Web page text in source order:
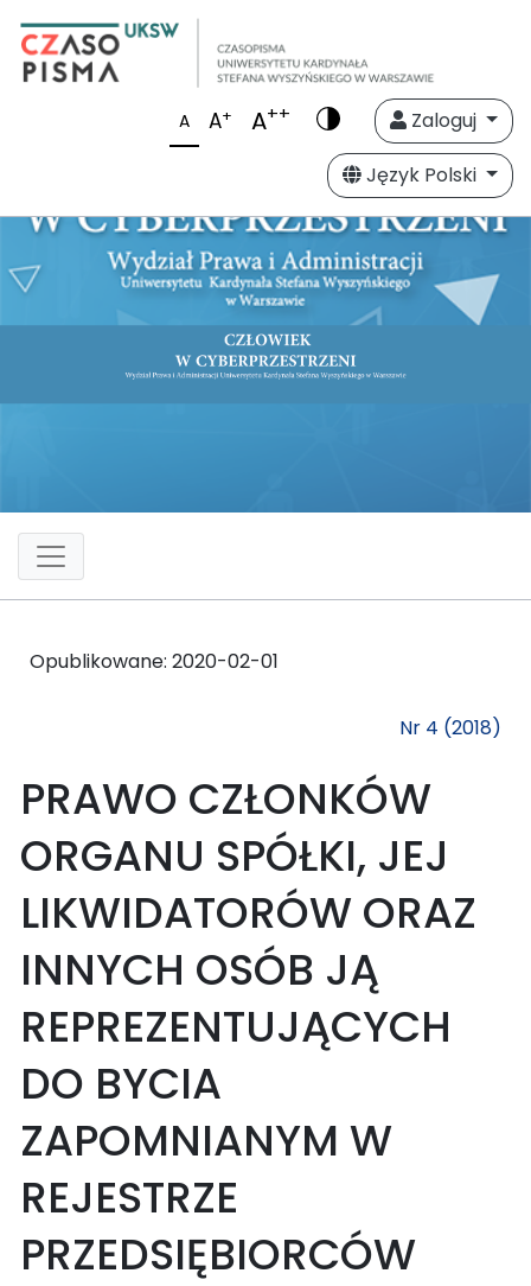
A A+ A++
Zaloguj
Język Polski
Opublikowane: 2020-02-01
Nr 4 (2018)
PRAWO CZŁONKÓW
ORGANU SPÓŁKI, JEJ
LIKWIDATORÓW ORAZ
INNYCH OSÓB JĄ
REPREZENTUJĄCYCH
DO BYCIA
ZAPOMNIANYM W
REJESTRZE
PRZEDSIĘBIORCÓW